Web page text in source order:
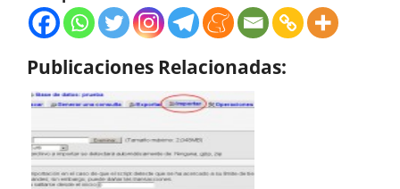
Publicaciones Relacionadas: